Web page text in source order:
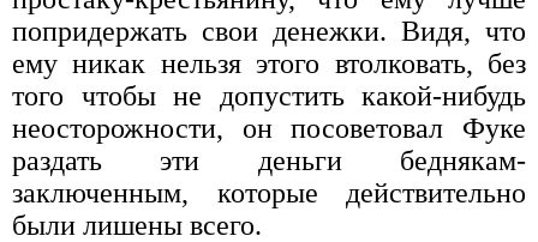
попридержать свои денежки. Видя, что
ему никак нельзя этого втолковать, без
того чтобы не допустить какой-нибудь
неосторожности, он посоветовал Фуке
раздать эти деньги беднякам-
заключенным, которые действительно
были лишены всего.